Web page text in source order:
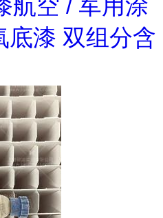
航空 / 军用涂
底漆 双组分含